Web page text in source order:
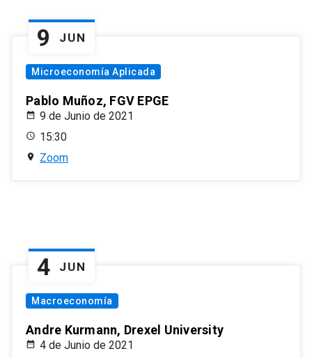
9 JUN
Microeconomía Aplicada
Pablo Muñoz, FGV EPGE
9 de Junio de 2021
15:30
Zoom
4 JUN
Macroeconomía
Andre Kurmann, Drexel University
4 de Junio de 2021